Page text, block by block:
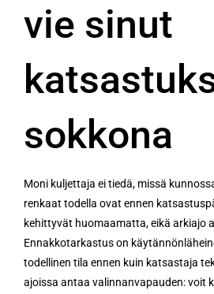
vie sinut
sokkona
Moni kuljettaja ei tiedä, missä
renkaat todella ovat ennen
kehittyvät huomaamatta, eikä arkiajo
Ennakkotarkastus on
todellinen tila ennen kuin katsastaja
ajoissa antaa valinnanvapauden: voit